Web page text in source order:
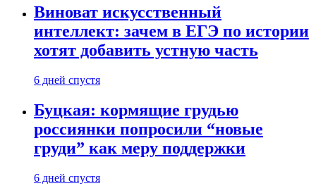
Виноват искусственный
интеллект: зачем в ЕГЭ по истории
хотят добавить устную часть
6 дней спустя
Буцкая: кормящие грудью
россиянки попросили “новые
груди” как меру поддержки
6 дней спустя